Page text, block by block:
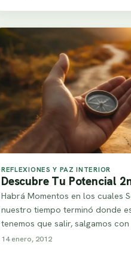
REFLEXIONES Y PAZ INTERIOR
Descubre Tu Potencial
Habrá Momentos en los cuales
nuestro tiempo terminó donde
tenemos que salir, salgamos
14 enero, 2012